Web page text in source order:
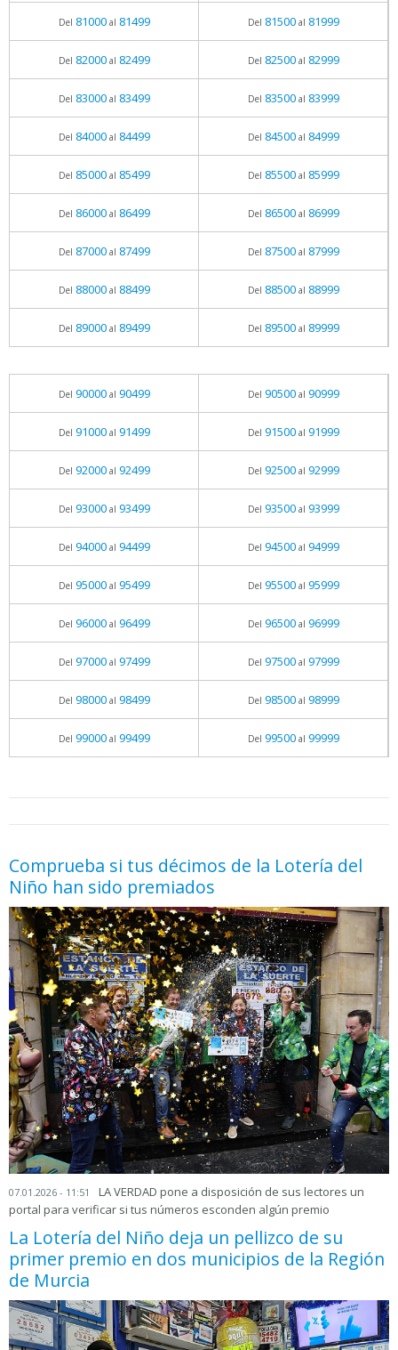
Del 81000al 81499 Del 81500al 81999
Del 82000al 82499 Del 82500al 82999
Del 83000al 83499 Del 83500al 83999
Del 84000al 84499 Del 84500al 84999
Del 85000al 85499 Del 85500al 85999
Del 86000al 86499 Del 86500al 86999
Del 87000al 87499 Del 87500al 87999
Del 88000al 88499 Del 88500al 88999
Del 89000al 89499 Del 89500al 89999
Del 90000al 90499 Del 90500al 90999
Del 91000al 91499 Del 91500al 91999
Del 92000al 92499 Del 92500al 92999
Del 93000al 93499 Del 93500al 93999
Del 94000al 94499 Del 94500al 94999
Del 95000al 95499 Del 95500al 95999
Del 96000al 96499 Del 96500al 96999
Del 97000al 97499 Del 97500al 97999
Del 98000al 98499 Del 98500al 98999
Del 99000al 99499 Del 99500al 99999
Comprueba si tus décimos de la Lotería del
Niño han sido premiados
07.01.2026 - 11:51
LA VERDAD pone a disposición de sus lectores un
portal para verificar si tus números esconden algún premio
La Lotería del Niño deja un pellizco de su
primer premio en dos municipios de la Región
de Murcia